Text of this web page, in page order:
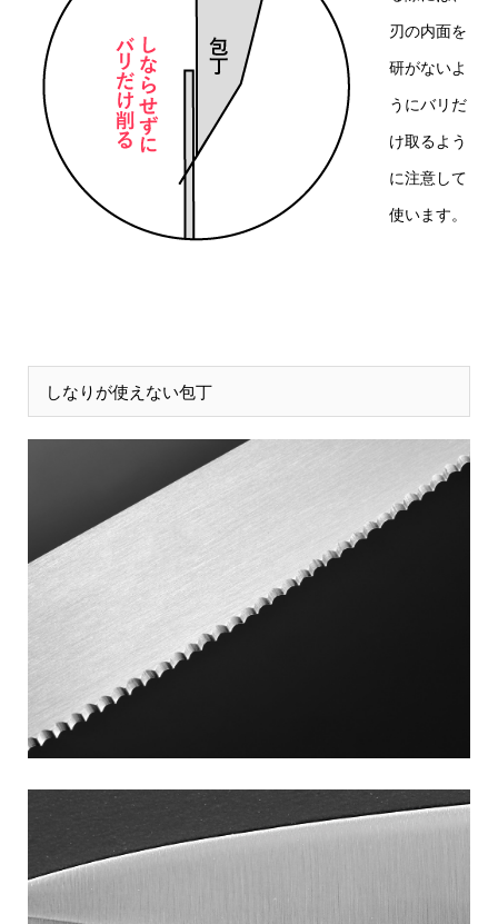
刃の内面を
研がないよ
うにバリだ
け取るよう
に注意して
使います。
しなりが使えない包丁